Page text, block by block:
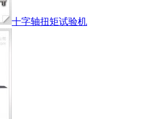
十字轴扭矩试验机